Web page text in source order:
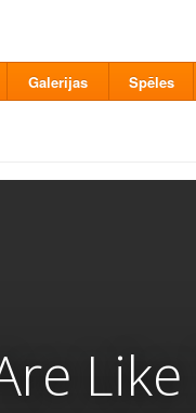
Galerijas Spēles